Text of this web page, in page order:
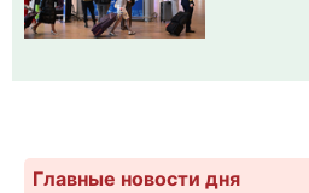
Главные новости дня